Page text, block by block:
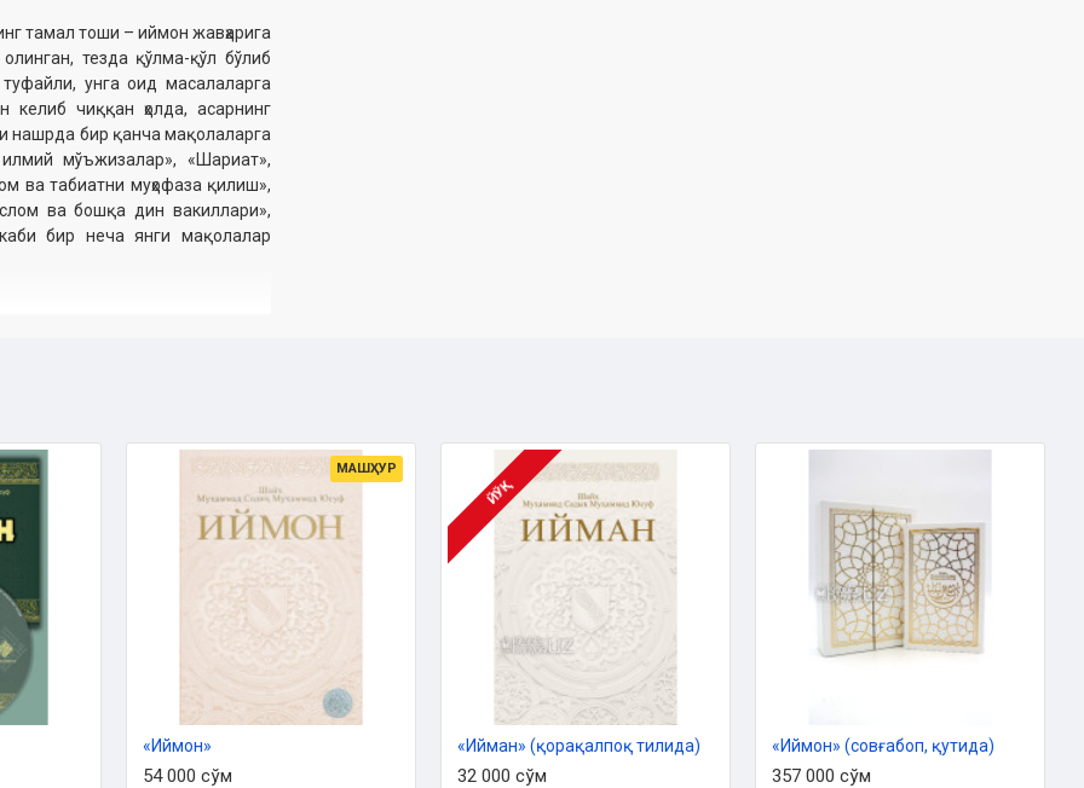
тамал тоши – иймон жавҳарига
тезда қўлма-қўл бўлиб
унга оид масалаларга
келиб чиққан ҳолда, асарнинг
нашрда бир қанча мақолаларга
мўъжизалар», «Шариат»,
ва табиатни муҳофаза қилиш»,
ва бошқа дин вакиллари»,
каби бир неча янги мақолалар
ишлари бўйича қўмитанинг1896 -
мумкин:
МАШҲУР
«Иймон»
54 000 сўм
ЙЎҚ
«Ийман» (қорақалпоқ тилида)
32 000 сўм
«Иймон» (совғабоп, қутида)
357 000 сўм